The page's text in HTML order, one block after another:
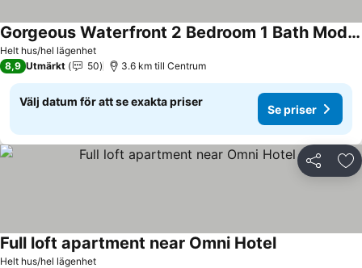
Helt hus/hel lägenhet
Gorgeous Waterfront 2 Bedroom 1 Bath Modern Home.
Se priser
8,9 Utmärkt 50 3.6 km till Centrum
Välj datum för att se exakta priser
Se priser
Dela
Helt hus/hel lägenhet
Full loft apartment near Omni HotelSe priser